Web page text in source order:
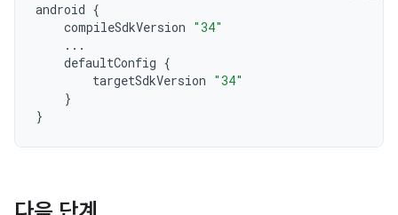
android {
compileSdkVersion "34"
...
defaultConfig {
targetSdkVersion "34"
}
}